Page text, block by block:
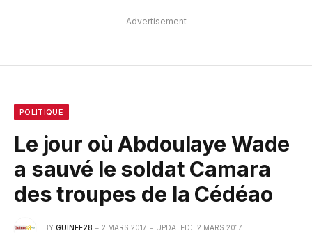
Advertisement
POLITIQUE
Le jour où Abdoulaye Wade
a sauvé le soldat Camara
des troupes de la Cédéao
BY GUINEE28 2 MARS 2017 UPDATED: 2 MARS 2017